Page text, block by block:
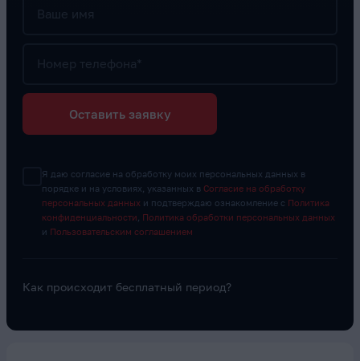
Ваше имя
Номер телефона*
Оставить заявку
Я даю согласие на обработку моих персональных данных в
порядке и на условиях, указанных в Согласие на обработку
персональных данных и подтверждаю ознакомление с Политика
конфиденциальности
Политика обработки персональных данных
и Пользовательским соглашением
Как происходит бесплатный период?